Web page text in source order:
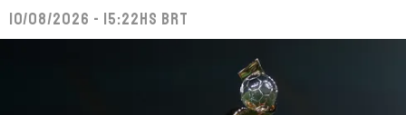
10/08/2026 - 15:22hs BRT